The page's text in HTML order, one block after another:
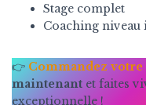
Stage complet
Coaching
👉 Commandez
maintenant et faites
exceptionnelle !